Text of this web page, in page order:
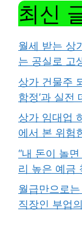
최신
월세 받는 상
는 공실로 고
상가 건물주
함정’과 실전
상가 임대업
에서 본 위험
“내 돈이 놀
리 높은 예금
월급만으로
직장인 부업